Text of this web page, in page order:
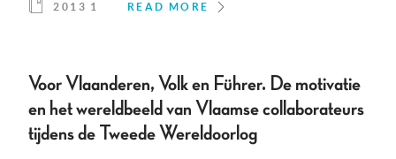
2013 1 READ MORE
Voor Vlaanderen, Volk en Führer. De motivatie
en het wereldbeeld van Vlaamse collaborateurs
tijdens de Tweede Wereldoorlog